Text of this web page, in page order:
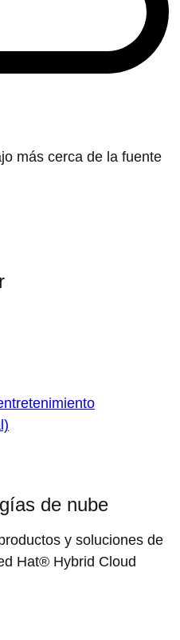
más cerca de la fuente
de nube
y soluciones de
Hat® Hybrid Cloud